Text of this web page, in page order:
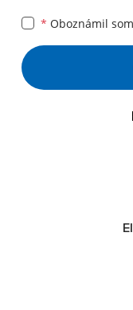
* Oboznámil
Google reCaptcha